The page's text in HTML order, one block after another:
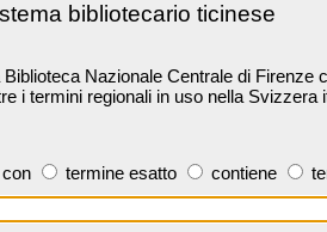
bibliotecario ticinese
Nazionale Centrale di
i termini regionali in uso nella Svizzera
termine esatto contiene